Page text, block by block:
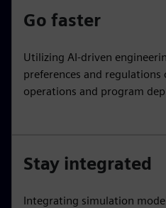
Go faster
Utilizing AI-driven
preferences and
operations and program
Stay integrated
Integrating simulation